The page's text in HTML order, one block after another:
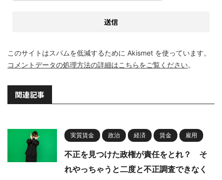
このサイトはスパムを低減するために Akismet を使っています。
コメントデータの処理方法の詳細はこちらをご覧ください。
関連記事
実質賃金 政治 経済 賃金 雇用
不正を見つけた政権が責任をとれ？ そ
れやっちゃうと二度と不正調査できなく